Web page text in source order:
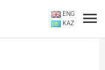
ENG
KAZ